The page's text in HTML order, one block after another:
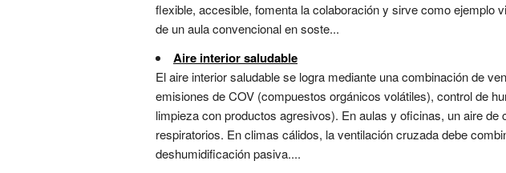
flexible, accesible, fomenta la colaboración y sirve como ejemplo
de un aula convencional en soste...
Aire interior saludable
El aire interior saludable se logra mediante una combinación de
emisiones de COV (compuestos orgánicos volátiles), control de
limpieza con productos agresivos). En aulas y oficinas, un aire
respiratorios. En climas cálidos, la ventilación cruzada debe
deshumidificación pasiva....